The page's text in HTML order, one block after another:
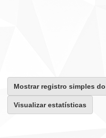
Mostrar registro simples
Visualizar estatísticas